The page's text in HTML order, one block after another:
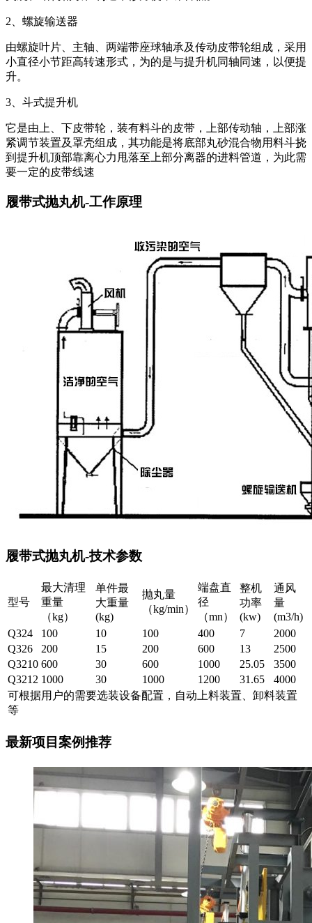
2、螺旋输送器
由螺旋叶片、主轴、两端带座球轴承及传动皮带轮组成，采用
小直径小节距高转速形式，为的是与提升机同轴同速，以便提
升。
3、斗式提升机
它是由上、下皮带轮，装有料斗的皮带，上部传动轴，上部涨
紧调节装置及罩壳组成，其功能是将底部丸砂混合物用料斗挠
到提升机顶部靠离心力甩落至上部分离器的进料管道，为此需
要一定的皮带线速
履带式抛丸机-工作原理
履带式抛丸机-技术参数
型号
最大清理
重量
（kg）
单件最
大重量
(kg)
抛丸量
（kg/min）
端盘直
径
（mn）
整机
功率
(kw)
通风
量
(m3/h)
Q324
100 10 100 400 7
2000
Q326
200 15 200 600 13
2500
Q3210 600 30 600 1000 25.05
3500
Q3212 1000 30 1000 1200 31.65
4000
可根据用户的需要选装设备配置，自动上料装置、卸料装置
等
最新项目案例推荐